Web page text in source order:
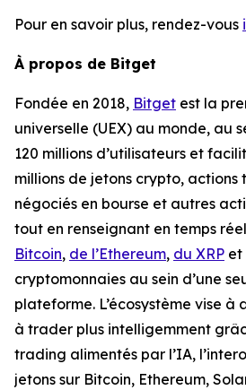
Pour en savoir plus, rendez-vous
À propos de Bitget
Fondée en 2018, Bitget est la
universelle (UEX) au monde, au
120 millions d’utilisateurs et
millions de jetons crypto, actions
négociés en bourse et autres
tout en renseignant en temps
Bitcoin, de l’Ethereum, du XRP et
cryptomonnaies au sein d’une
plateforme. L’écosystème vise à
à trader plus intelligemment
trading alimentés par l’IA,
jetons sur Bitcoin, Ethereum,